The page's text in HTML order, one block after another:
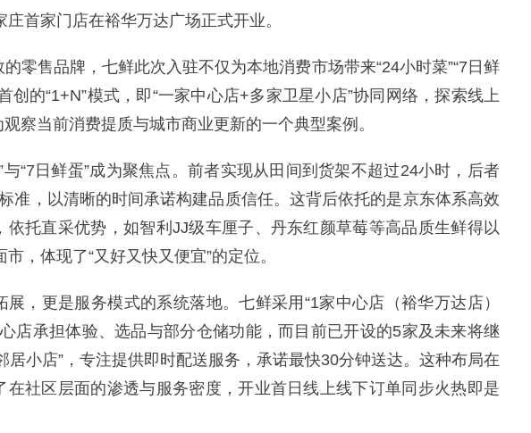
首家门店在裕华万达广场正式开业。
零售品牌，七鲜此次入驻不仅为本地消费市场带来“24小时菜”“7日鲜
创的“1+N”模式，即“一家中心店+多家卫星小店”协同网络，探索线上
察当前消费提质与城市商业更新的一个典型案例。
“7日鲜蛋”成为聚焦点。前者实现从田间到货架不超过24小时，后者
准，以清晰的时间承诺构建品质信任。这背后依托的是京东体系高效
依托直采优势，如智利JJ级车厘子、丹东红颜草莓等高品质生鲜得以
，体现了“又好又快又便宜”的定位。
，更是服务模式的系统落地。七鲜采用“1家中心店（裕华万达店）
店承担体验、选品与部分仓储功能，而目前已开设的5家及未来将继
居小店”，专注提供即时配送服务，承诺最快30分钟送达。这种布局在
社区层面的渗透与服务密度，开业首日线上线下订单同步火热即是